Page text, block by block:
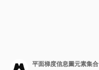
平面梯度信息圖元素集合